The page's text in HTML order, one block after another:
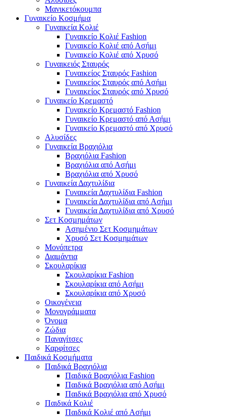
Μανικετόκουμπα
Γυναικείο Κοσμήμα
Γυναικεία Κολιέ
Γυναικείο Κολιέ Fashion
Γυναικείο Κολιέ από Ασήμι
Γυναικείο Κολιέ από Χρυσό
Γυναικειός Σταυρός
Γυναικείος Σταυρός Fashion
Γυναικείος Σταυρός από Ασήμι
Γυναικείος Σταυρός από Χρυσό
Γυναικείο Κρεμαστό
Γυναικείο Κρεμαστό Fashion
Γυναικείο Κρεμαστό από Ασήμι
Γυναικείο Κρεμαστό από Χρυσό
Αλυσίδες
Γυναικεία Βραχιόλια
Βραχιόλια Fashion
Βραχιόλια από Ασήμι
Βραχιόλια από Χρυσό
Γυναικεία Δαχτυλίδια
Γυναικεία Δαχτυλίδια Fashion
Γυναικεία Δαχτυλίδια από Ασήμι
Γυναικεία Δαχτυλίδια από Χρυσό
Σετ Κοσμημάτων
Ασημένιο Σετ Κοσμημάτων
Χρυσό Σετ Κοσμημάτων
Μονόπετρα
Διαμάντια
Σκουλαρίκια
Σκουλαρίκια Fashion
Σκουλαρίκια από Ασήμι
Σκουλαρίκια από Χρυσό
Οικογένεια
Μονογράμματα
Όνομα
Ζώδια
Παναγίτσες
Καρφίτσες
Παιδικά Κοσμήματα
Παιδικά Βραχιόλια
Παιδικά Βραχιόλια Fashion
Παιδικά Βραχιόλια από Ασήμι
Παιδικά Βραχιόλια από Χρυσό
Παιδικά Κολιέ
Παιδικά Κολιέ από Ασήμι